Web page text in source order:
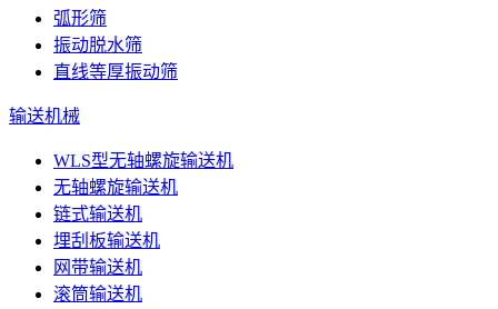
弧形筛
振动脱水筛
直线等厚振动筛
输送机械
WLS型无轴螺旋输送机
无轴螺旋输送机
链式输送机
埋刮板输送机
网带输送机
滚筒输送机